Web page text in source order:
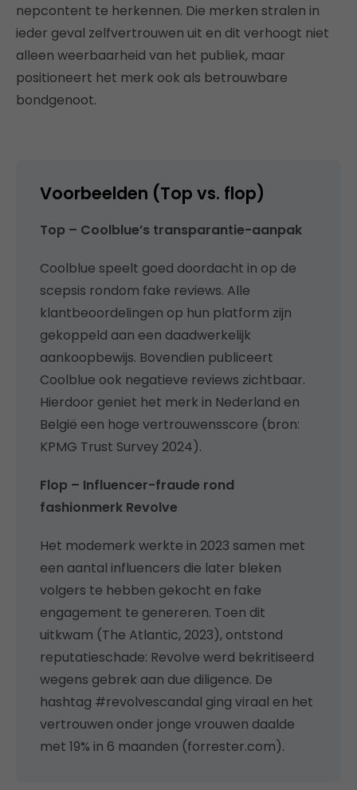
nepcontent te herkennen. Die merken stralen in
ieder geval zelfvertrouwen uit en dit verhoogt niet
alleen weerbaarheid van het publiek, maar
positioneert het merk ook als betrouwbare
bondgenoot.
Voorbeelden (Top vs. flop)
Top – Coolblue’s transparantie-aanpak
Coolblue speelt goed doordacht in op de
scepsis rondom fake reviews. Alle
klantbeoordelingen op hun platform zijn
gekoppeld aan een daadwerkelijk
aankoopbewijs. Bovendien publiceert
Coolblue ook negatieve reviews zichtbaar.
Hierdoor geniet het merk in Nederland en
België een hoge vertrouwensscore (bron:
KPMG Trust Survey 2024).
Flop – Influencer-fraude rond
fashionmerk Revolve
Het modemerk werkte in 2023 samen met
een aantal influencers die later bleken
volgers te hebben gekocht en fake
engagement te genereren. Toen dit
uitkwam (The Atlantic, 2023), ontstond
reputatieschade: Revolve werd bekritiseerd
wegens gebrek aan due diligence. De
hashtag #revolvescandal ging viraal en het
vertrouwen onder jonge vrouwen daalde
met 19% in 6 maanden (forrester.com).